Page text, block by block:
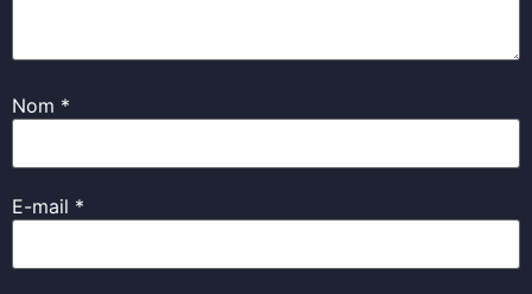
Nom *
E-mail *